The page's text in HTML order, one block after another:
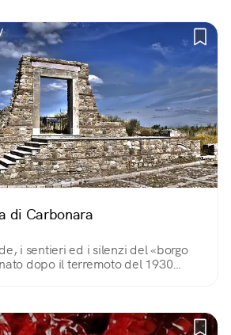
di Carbonara
i sentieri ed i silenzi del «borgo
dopo il terremoto del 1930